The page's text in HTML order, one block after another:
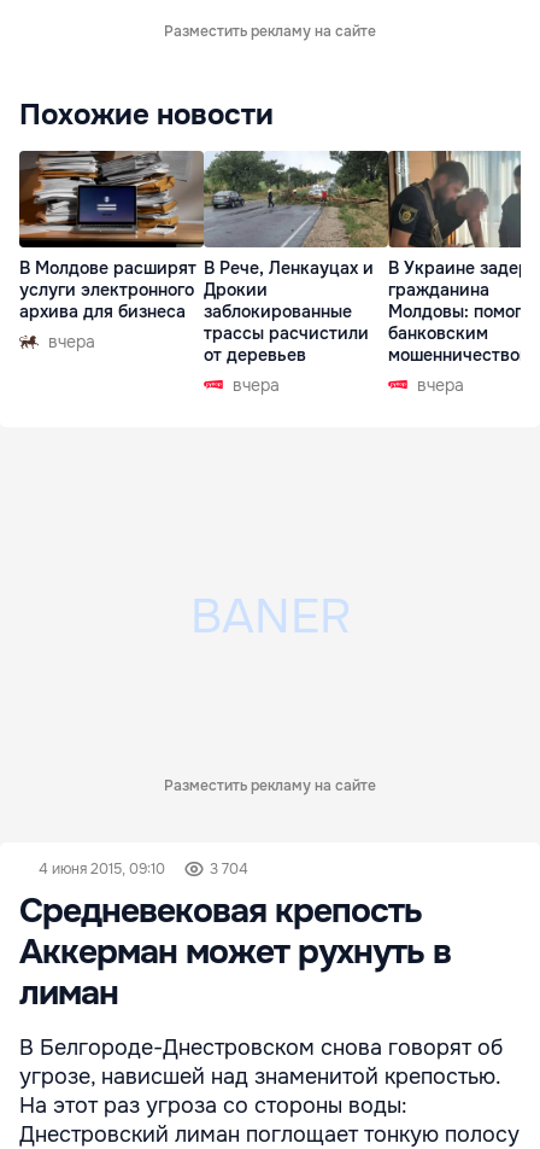
Разместить рекламу на сайте
Похожие новости
В Молдове расширят
услуги электронного
архива для бизнеса
вчера
В Рече, Ленкауцах и
Дрокии
заблокированные
трассы расчистили
от деревьев
вчера
В Украине
гражданина
Молдовы:
банковским
мошенничеством
Чехиивчера
Разместить рекламу на сайте
4 июня 2015, 09:10 3 704
Средневековая крепость
Аккерман может рухнуть в
лиман
В Белгороде-Днестровском снова говорят об
угрозе, нависшей над знаменитой крепостью.
На этот раз угроза со стороны воды:
Днестровский лиман поглощает тонкую полосу